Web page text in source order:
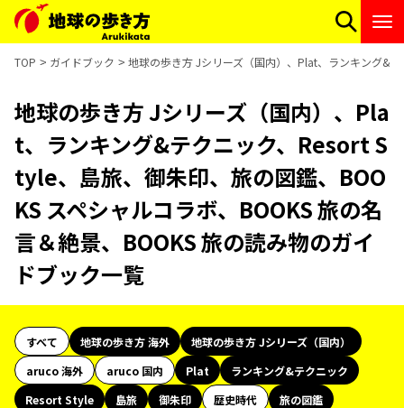
TOP ガイドブック 地球の歩き方 Jシリーズ（国内）、Plat、ランキング&
地球の歩き方 Jシリーズ（国内）、Pla
t、ランキング&テクニック、Resort S
tyle、島旅、御朱印、旅の図鑑、BOO
KS スペシャルコラボ、BOOKS 旅の名
言＆絶景、BOOKS 旅の読み物のガイ
ドブック一覧
すべて 地球の歩き方 海外
地球の歩き方 Jシリーズ（国内）
aruco 海外
aruco 国内 Plat
ランキング&テクニック
Resort Style
島旅 御朱印 歴史時代
旅の図鑑